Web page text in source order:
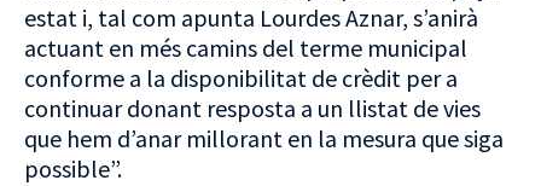
estat i, tal com apunta Lourdes Aznar, s’anirà
actuant en més camins del terme municipal
conforme a la disponibilitat de crèdit per a
continuar donant resposta a un llistat de vies
que hem d’anar millorant en la mesura que siga
possible”.